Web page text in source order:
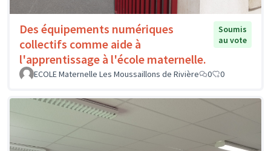
Des équipements numériques
collectifs comme aide à
l'apprentissage à l'école maternelle.
Soumis
au vote
ECOLE Maternelle Les Moussaillons de Rivière 0 0